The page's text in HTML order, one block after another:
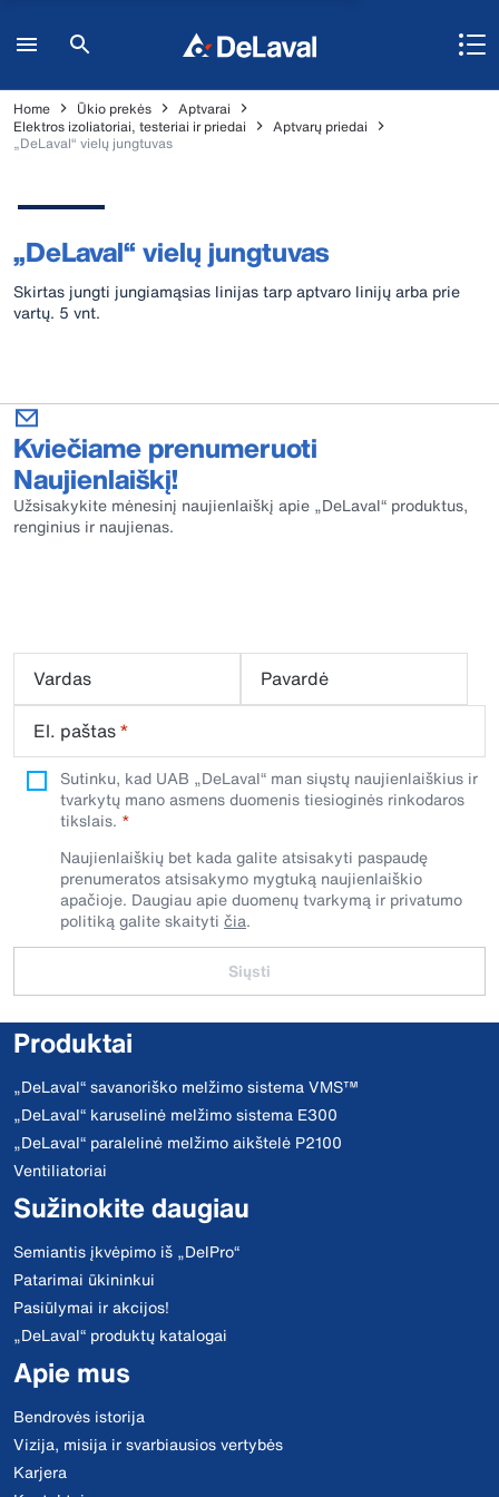
Home Ūkio prekės
Aptvarai
Elektros izoliatoriai, testeriai ir priedai
Aptvarų priedai
„DeLaval“ vielų jungtuvas
„DeLaval“ vielų jungtuvas
Skirtas jungti jungiamąsias linijas tarp aptvaro linijų arba prie
vartų. 5 vnt.
Kviečiame prenumeruoti
Naujienlaiškį!
Užsisakykite mėnesinį naujienlaiškį apie „DeLaval“ produktus,
renginius ir naujienas.
Vardas
Pavardė
El. paštas*
Sutinku, kad UAB „DeLaval“ man siųstų naujienlaiškius ir
tvarkytų mano asmens duomenis tiesioginės rinkodaros
tikslais.
Naujienlaiškių bet kada galite atsisakyti paspaudę
prenumeratos atsisakymo mygtuką naujienlaiškio
apačioje. Daugiau apie duomenų tvarkymą ir privatumo
politiką galite skaityti čia.
Siųsti
Produktai
„DeLaval“ savanoriško melžimo sistema VMS™
„DeLaval“ karuselinė melžimo sistema E300
„DeLaval“ paralelinė melžimo aikštelė P2100
Ventiliatoriai
Sužinokite daugiau
Semiantis įkvėpimo iš „DelPro“
Patarimai ūkininkui
Pasiūlymai ir akcijos!
„DeLaval“ produktų katalogai
Apie mus
Bendrovės istorija
Vizija, misija ir svarbiausios vertybės
Karjera